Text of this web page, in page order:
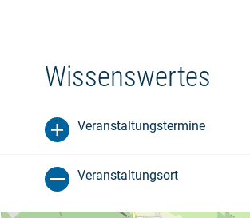
Wissenswertes
Veranstaltungstermine
Veranstaltungsort